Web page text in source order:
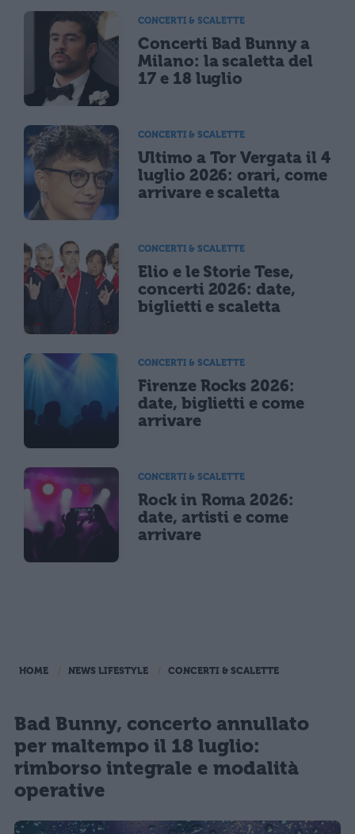
CONCERTI & SCALETTE
Concerti Bad Bunny a
Milano: la scaletta del
17 e 18 luglio
CONCERTI & SCALETTE
Ultimo a Tor Vergata il 4
luglio 2026: orari, come
arrivare e scaletta
CONCERTI & SCALETTE
Elio e le Storie Tese,
concerti 2026: date,
biglietti e scaletta
CONCERTI & SCALETTE
Firenze Rocks 2026:
date, biglietti e come
arrivare
CONCERTI & SCALETTE
Rock in Roma 2026:
date, artisti e come
arrivare
HOME NEWS LIFESTYLE CONCERTI & SCALETTE
Bad Bunny, concerto annullato
per maltempo il 18 luglio:
rimborso integrale e modalità
operative